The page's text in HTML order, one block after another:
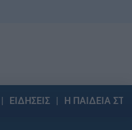
ΕΙΔΗΣΕΙΣ Η ΠΑΙΔΕΙΑ